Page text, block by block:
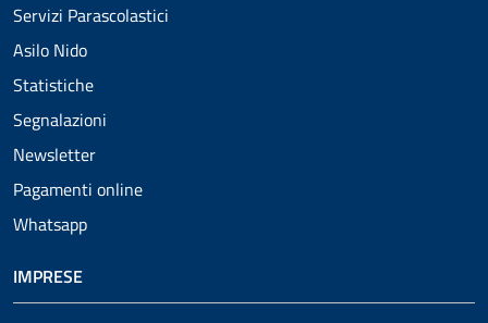
Servizi Parascolastici
Asilo Nido
Statistiche
Segnalazioni
Newsletter
Pagamenti online
Whatsapp
IMPRESE